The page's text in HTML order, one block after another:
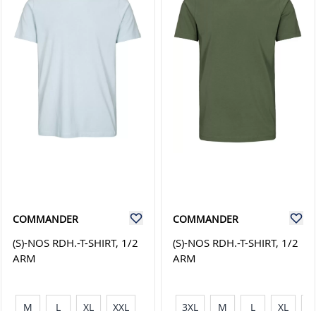
COMMANDER
(S)-NOS RDH.-T-SHIRT, 1/2
ARM
M L XL XXL
COMMANDER
(S)-NOS RDH.-T-SHIRT, 1/2
ARM
3XL M L XL